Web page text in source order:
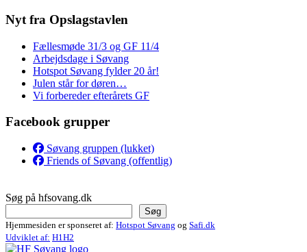
Nyt fra Opslagstavlen
Fællesmøde 31/3 og GF 11/4
Arbejdsdage i Søvang
Hotspot Søvang fylder 20 år!
Julen står for døren…
Vi forbereder efterårets GF
Facebook grupper
Søvang gruppen (lukket)
Friends of Søvang (offentlig)
Søg på hfsovang.dk
Søg
Hjemmesiden er sponseret af: Hotspot Søvang og Safi.dk
Udviklet af: H1H2